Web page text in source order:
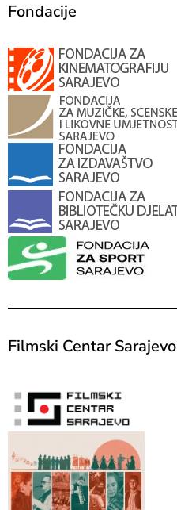
Fondacije
Filmski Centar Sarajevo